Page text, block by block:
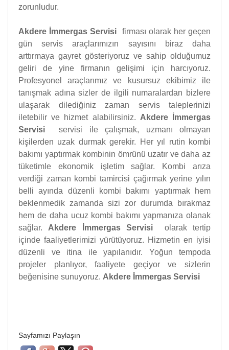
zorunludur.
Akdere İmmergas Servisi firması olarak her geçen
gün servis araçlarımızın sayısını biraz daha
arttırmaya gayret gösteriyoruz ve sahip olduğumuz
geliri de yine firmanın gelişimi için harcıyoruz.
Profesyonel araçlarımız ve kusursuz ekibimiz ile
tanışmak adına sizler de ilgili numaralardan bizlere
ulaşarak dilediğiniz zaman servis taleplerinizi
iletebilir ve hizmet alabilirsiniz. Akdere İmmergas
Servisi servisi ile çalışmak, uzmanı olmayan
kişilerden uzak durmak gerekir. Her yıl rutin kombi
bakımı yaptırmak kombinin ömrünü uzatır ve daha az
tüketimle ekonomik işletim sağlar. Kombi arıza
verdiği zaman kombi tamircisi çağırmak yerine yılın
belli ayında düzenli kombi bakımı yaptırmak hem
beklenmedik zamanda sizi zor durumda bırakmaz
hem de daha ucuz kombi bakımı yapmanıza olanak
sağlar. Akdere İmmergas Servisi olarak tertip
içinde faaliyetlerimizi yürütüyoruz. Hizmetin en iyisi
düzenli ve itina ile yapılanıdır. Yoğun tempoda
projeler planlıyor, faaliyete geçiyor ve sizlerin
beğenisine sunuyoruz. Akdere İmmergas Servisi
Sayfamızı Paylaşın